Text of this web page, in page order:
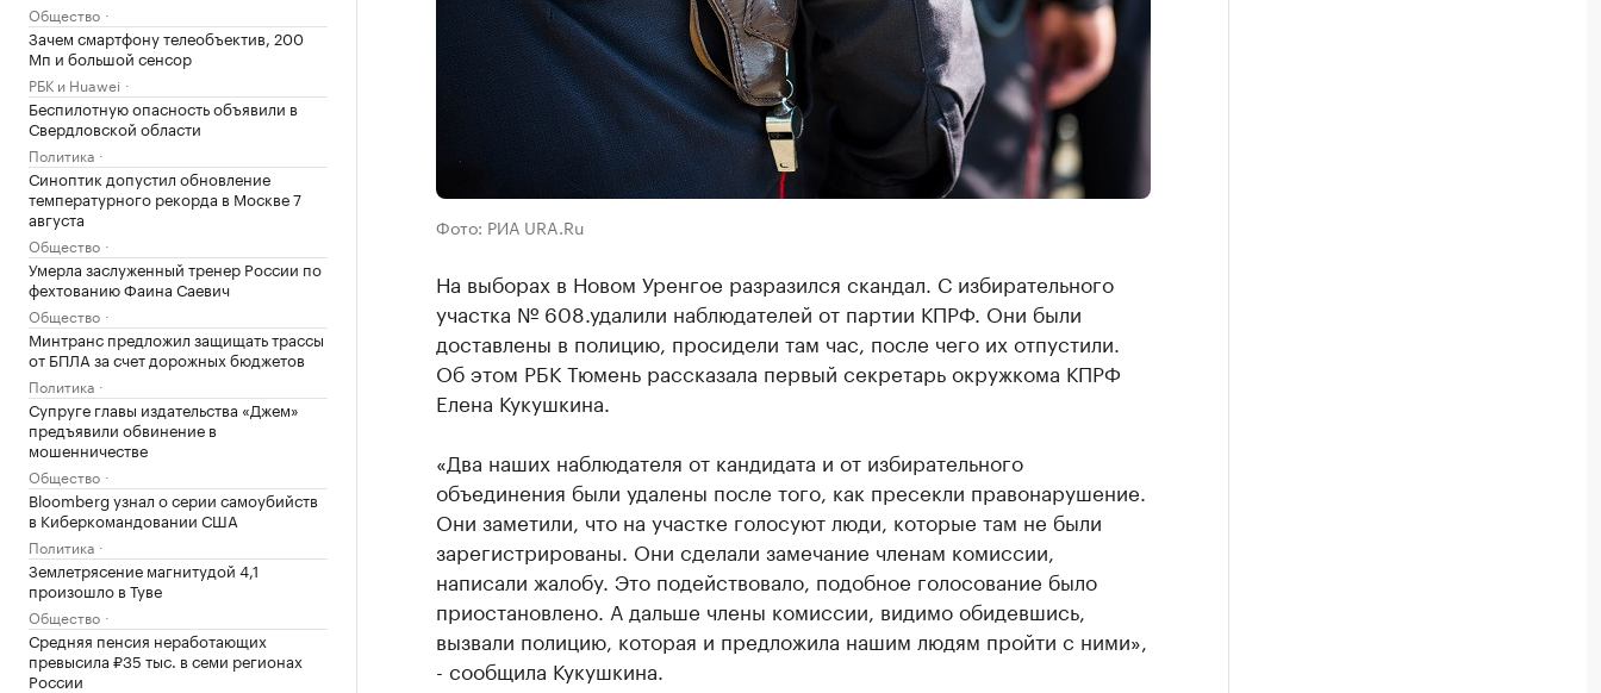
Общество
Зачем смартфону телеобъектив, 200
Мп и большой сенсор
РБК и Huawei
Беспилотную опасность объявили в
Свердловской области
Политика
Синоптик допустил обновление
температурного рекорда в Москве 7
августа
Общество
Умерла заслуженный тренер России по
фехтованию Фаина Саевич
Общество
Минтранс предложил защищать трассы
от БПЛА за счет дорожных бюджетов
Политика
Супруге главы издательства «Джем»
предъявили обвинение в
мошенничестве
Общество
Bloomberg узнал о серии самоубийств
в Киберкомандовании США
Политика
Землетрясение магнитудой 4,1
произошло в Туве
Общество
Средняя пенсия неработающих
превысила ₽35 тыс. в семи регионах
России
Фото: РИА URA.Ru
На выборах в Новом Уренгое разразился скандал. С избирательного
участка № 608.удалили наблюдателей от партии КПРФ. Они были
доставлены в полицию, просидели там час, после чего их отпустили.
Об этом РБК Тюмень рассказала первый секретарь окружкома КПРФ
Елена Кукушкина.
«Два наших наблюдателя от кандидата и от избирательного
объединения были удалены после того, как пресекли правонарушение.
Они заметили, что на участке голосуют люди, которые там не были
зарегистрированы. Они сделали замечание членам комиссии,
написали жалобу. Это подействовало, подобное голосование было
приостановлено. А дальше члены комиссии, видимо обидевшись,
вызвали полицию, которая и предложила нашим людям пройти с ними»,
- сообщила Кукушкина.